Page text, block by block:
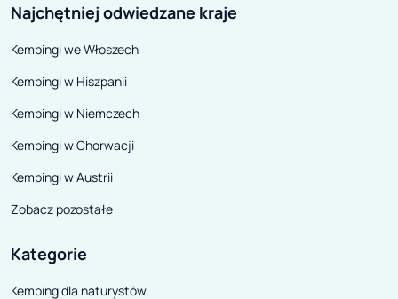
Najchętniej odwiedzane kraje
Kempingi we Włoszech
Kempingi w Hiszpanii
Kempingi w Niemczech
Kempingi w Chorwacji
Kempingi w Austrii
Zobacz pozostałe
Kategorie
Kemping dla naturystów